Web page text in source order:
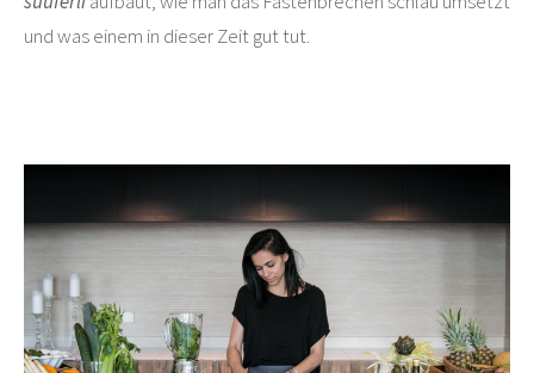
und was einem in dieser Zeit gut tut.